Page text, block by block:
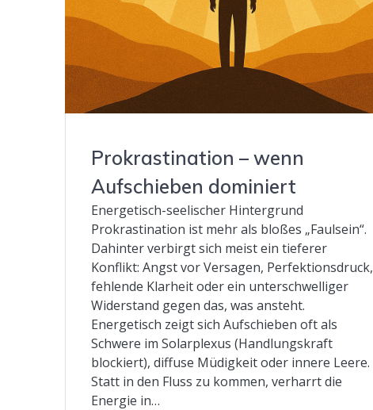
Prokrastination – wenn
Aufschieben dominiert
Energetisch-seelischer Hintergrund
Prokrastination ist mehr als bloßes „Faulsein“.
Dahinter verbirgt sich meist ein tieferer
Konflikt: Angst vor Versagen, Perfektionsdruck,
fehlende Klarheit oder ein unterschwelliger
Widerstand gegen das, was ansteht.
Energetisch zeigt sich Aufschieben oft als
Schwere im Solarplexus (Handlungskraft
blockiert), diffuse Müdigkeit oder innere Leere.
Statt in den Fluss zu kommen, verharrt die
Energie in…